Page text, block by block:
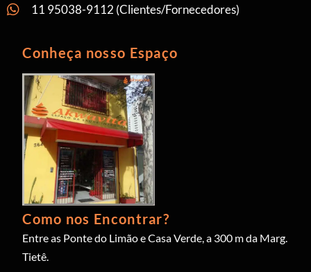
11 95038-9112 (Clientes/Fornecedores)
Conheça nosso Espaço
Como nos Encontrar?
Entre as Ponte do Limão e Casa Verde, a 300 m da Marg.
Tietê.